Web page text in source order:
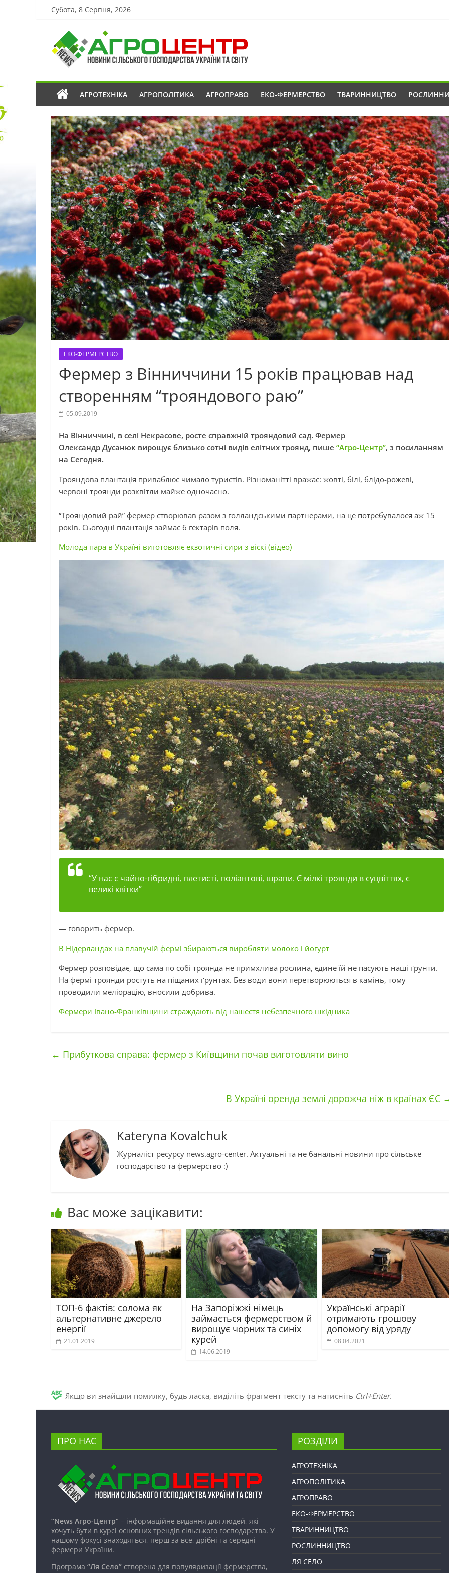
Субота, 8 Серпня, 2026
АГРОТЕХНІКА АГРОПОЛІТИКА АГРОПРАВО ЕКО-ФЕРМЕРСТВО ТВАРИННИЦТВО
ЕКО-ФЕРМЕРСТВО
Фермер з Вінниччини 15 років працював над
створенням “трояндового раю”
05.09.2019
На Вінниччині, в селі Некрасове, росте справжній трояндовий сад. Фермер
Олександр Дусанюк вирощує близько сотні видів елітних троянд, пише “Агро-Центр”, з посиланням
на Сегодня.
Трояндова плантація приваблює чимало туристів. Різноманітті вражає: жовті, білі, блідо-рожеві,
червоні троянди розквітли майже одночасно.
“Трояндовий рай” фермер створював разом з голландськими партнерами, на це потребувалося аж 15
років. Сьогодні плантація займає 6 гектарів поля.
Молода пара в Україні виготовляє екзотичні сири з віскі (відео)
“У нас є чайно-гібридні, плетисті, поліантові, шрапи. Є мілкі троянди в суцвіттях, є
великі квітки”
— говорить фермер.
В Нідерландах на плавучій фермі збираються виробляти молоко і йогурт
Фермер розповідає, що сама по собі троянда не примхлива рослина, єдине їй не пасують наші ґрунти.
На фермі троянди ростуть на піщаних ґрунтах. Без води вони перетворюються в камінь, тому
проводили меліорацію, вносили добрива.
Фермери Івано-Франківщини страждають від нашестя небезпечного шкідника
← Прибуткова справа: фермер з Київщини почав виготовляти вино
В Україні оренда землі дорожча ніж в країнах ЄС
Kateryna Kovalchuk
Журналіст ресурсу news.agro-center. Актуальні та не банальні новини про сільське
господарство та фермерство :)
Вас може зацікавити:
ТОП-6 фактів: солома як
альтернативне джерело
енергії
21.01.2019
На Запоріжжі німець
займається фермерством й
вирощує чорних та синіх
курей
14.06.2019
Українські аграрії
отримають грошову
допомогу від уряду
08.04.2021
Якщо ви знайшли помилку, будь ласка, виділіть фрагмент тексту та натисніть Ctrl+Enter.
ПРО НАС
“News Агро-Центр” – інформаційне видання для людей, які
хочуть бути в курсі основних трендів сільського господарства. У
нашому фокусі знаходяться, перш за все, дрібні та середні
фермери України.
Програма “Ля Село” створена для популяризації фермерства,
РОЗДІЛИ
АГРОТЕХНІКА
АГРОПОЛІТИКА
АГРОПРАВО
ЕКО-ФЕРМЕРСТВО
ТВАРИННИЦТВО
РОСЛИННИЦТВО
ЛЯ СЕЛО